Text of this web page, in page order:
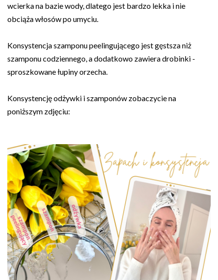
wcierka na bazie wody, dlatego jest bardzo lekka i nie
obciąża włosów po umyciu.
Konsystencja szamponu peelingującego jest gęstsza niż
szamponu codziennego, a dodatkowo zawiera drobinki -
sproszkowane łupiny orzecha.
Konsystencję odżywki i szamponów zobaczycie na
poniższym zdjęciu: